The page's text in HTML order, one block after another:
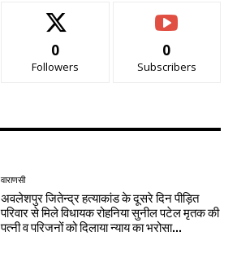
0
Followers
0
Subscribers
वाराणसी
अवलेशपुर जितेन्द्र हत्याकांड के दूसरे दिन पीड़ित
परिवार से मिले विधायक रोहनिया सुनील पटेल मृतक की
पत्नी व परिजनों को दिलाया न्याय का भरोसा...